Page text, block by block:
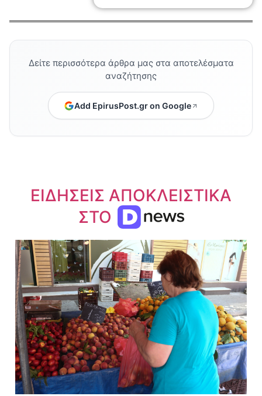
Δείτε περισσότερα άρθρα μας στα αποτελέσματα
αναζήτησης
Add EpirusPost.gr on Google
ΕΙΔΗΣΕΙΣ ΑΠΟΚΛΕΙΣΤΙΚΑ
ΣΤΟ